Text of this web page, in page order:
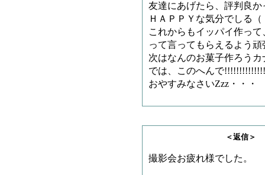
友達にあげたら、評判良
ＨＡＰＰＹな気分でしる
これからもイッパイ作っ
って言ってもらえるよう
次はなんのお菓子作ろう
では、このへんで
おやすみなさいZzz・・・
＜返信＞ とろろさ
撮影会お疲れ様でした。